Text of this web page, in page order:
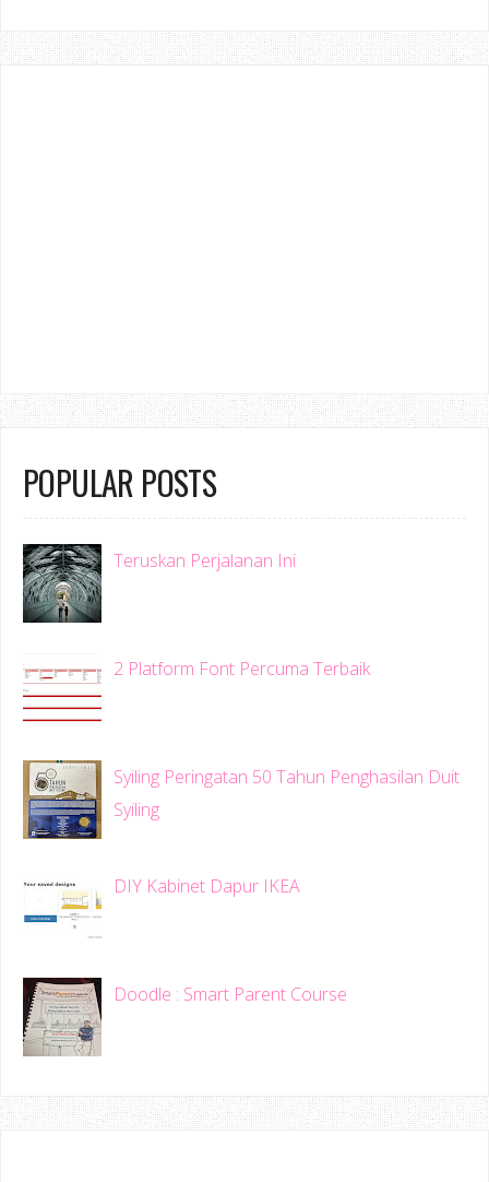
POPULAR POSTS
Teruskan Perjalanan Ini
2 Platform Font Percuma Terbaik
Syiling Peringatan 50 Tahun Penghasilan Duit
Syiling
DIY Kabinet Dapur IKEA
Doodle : Smart Parent Course